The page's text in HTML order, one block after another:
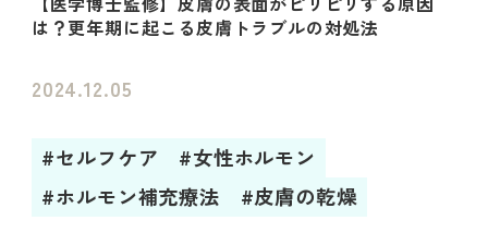
は？更年期に起こる皮膚トラブルの対処法
2024.12.05
#セルフケア
#女性ホルモン
#ホルモン補充療法
#皮膚の乾燥